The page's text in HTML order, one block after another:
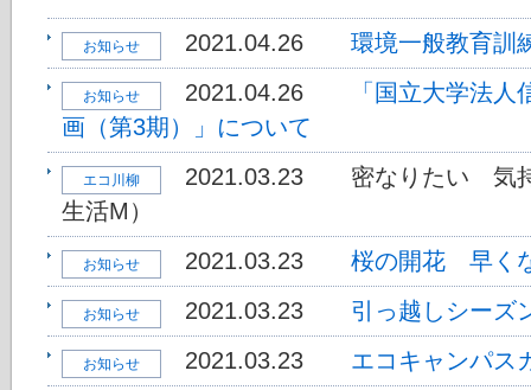
お知らせ 2021.04.26 環境一般教育訓
お知らせ 2021.04.26
「国立大学法
画（第3期）」について
エコ川柳 2021.03.23 密なりたい 気
生活M）
お知らせ 2021.03.23 桜の開花 早く
お知らせ 2021.03.23 引っ越しシーズ
お知らせ 2021.03.23 エコキャンパス